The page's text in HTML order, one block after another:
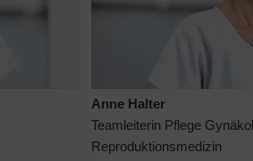
Anne Halter
Teamleiterin Pflege
Reproduktionsmedizin